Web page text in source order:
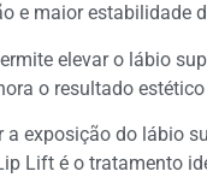
e maior estabilidade
elevar o lábio
o resultado
a exposição do lábio
Lift é o tratamento